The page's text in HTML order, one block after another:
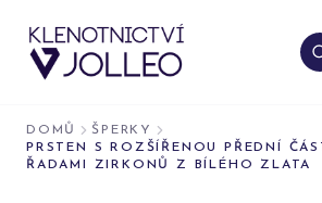
DOMŮ
ŠPERKY
PRSTEN S ROZŠÍŘENOU PŘEDNÍ
ŘADAMI ZIRKONŮ Z BÍLÉHO ZLATA